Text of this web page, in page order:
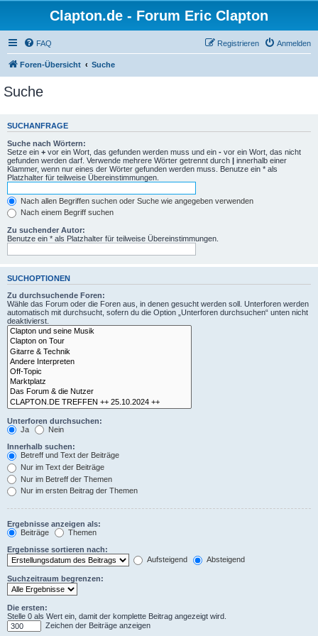
Clapton.de - Forum Eric Clapton
FAQ Anmelden
Registrieren
Foren-Übersicht Suche
Suche
SUCHANFRAGE
Suche nach Wörtern:
Setze ein + vor ein Wort, das gefunden werden muss und ein - vor ein Wort, das nicht
gefunden werden darf. Verwende mehrere Wörter getrennt durch | innerhalb einer
Klammer, wenn nur eines der Wörter gefunden werden muss. Benutze ein * als
Platzhalter für teilweise Übereinstimmungen.
Nach allen Begriffen suchen oder Suche wie angegeben verwenden
Nach einem Begriff suchen
Zu suchender Autor:
Benutze ein * als Platzhalter für teilweise Übereinstimmungen.
SUCHOPTIONEN
Zu durchsuchende Foren:
Wähle das Forum oder die Foren aus, in denen gesucht werden soll. Unterforen werden
automatisch mit durchsucht, sofern du die Option „Unterforen durchsuchen“ unten nicht
deaktivierst.
Unterforen durchsuchen:
Ja
Nein
Innerhalb suchen:
Betreff und Text der Beiträge
Nur im Text der Beiträge
Nur im Betreff der Themen
Nur im ersten Beitrag der Themen
Ergebnisse anzeigen als:
Beiträge
Themen
Ergebnisse sortieren nach:
Aufsteigend
Absteigend
Suchzeitraum begrenzen:
Die ersten:
Stelle 0 als Wert ein, damit der komplette Beitrag angezeigt wird.
Zeichen der Beiträge anzeigen